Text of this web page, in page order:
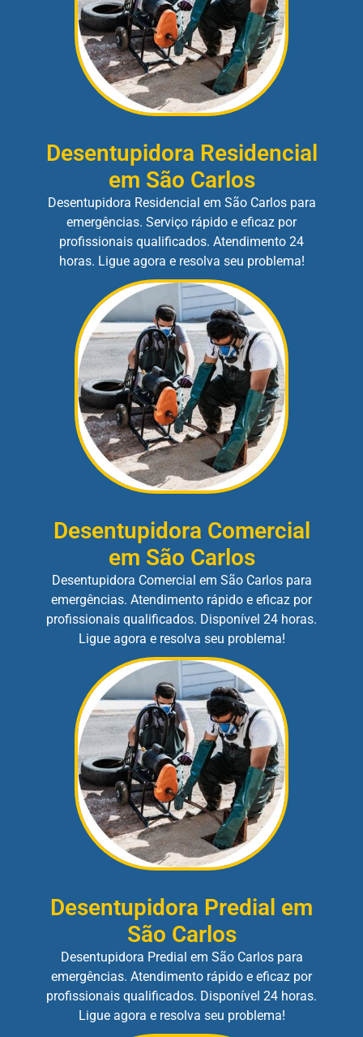
Desentupidora Residencial
em São Carlos
Desentupidora Residencial em São Carlos para
emergências. Serviço rápido e eficaz por
profissionais qualificados. Atendimento 24
horas. Ligue agora e resolva seu problema!
Desentupidora Comercial
em São Carlos
Desentupidora Comercial em São Carlos para
emergências. Atendimento rápido e eficaz por
profissionais qualificados. Disponível 24 horas.
Ligue agora e resolva seu problema!
Desentupidora Predial em
São Carlos
Desentupidora Predial em São Carlos para
emergências. Atendimento rápido e eficaz por
profissionais qualificados. Disponível 24 horas.
Ligue agora e resolva seu problema!